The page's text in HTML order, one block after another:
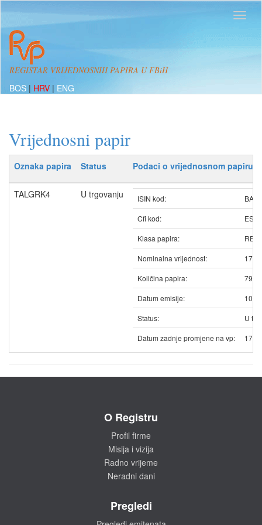
REGISTAR VRIJEDNOSNIH PAPIRA U FBiH
BOS | HRV | ENG
Vrijednosni papir
Oznaka papira Status Podaci o vrijednosnom papiru
TALGRK4 U trgovanju ISIN kod:
Cfi kod:
Klasa papira:
Nominalna vrijednost:
17.90
Količina papira:
Datum emisije:
Status:
U
Datum zadnje promjene na vp:
O Registru
Profil firme
Misija i vizija
Radno vrijeme
Neradni dani
Pregledi